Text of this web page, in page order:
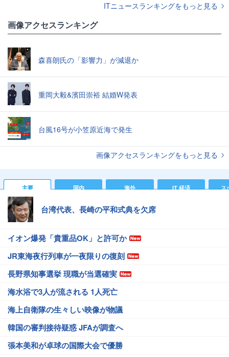
ITニュースランキングをもっと見る
画像アクセスランキング
森喜朗氏の「影響力」が減退か
重岡大毅&濱田崇裕 結婚W発表
台風16号が小笠原近海で発生
画像アクセスランキングをもっと見る
主要 国内 海外 IT 経済 ス
台湾代表、長崎の平和式典を欠席
イオン爆発「貴重品OK」と許可か
JR東海夜行列車が一夜限りの復刻
長野県知事選挙 現職が当選確実
海水浴で3人が流される 1人死亡
海上自衛隊の生々しい映像が物議
韓国の審判接待疑惑 JFAが調査へ
張本美和が卓球の国際大会で優勝